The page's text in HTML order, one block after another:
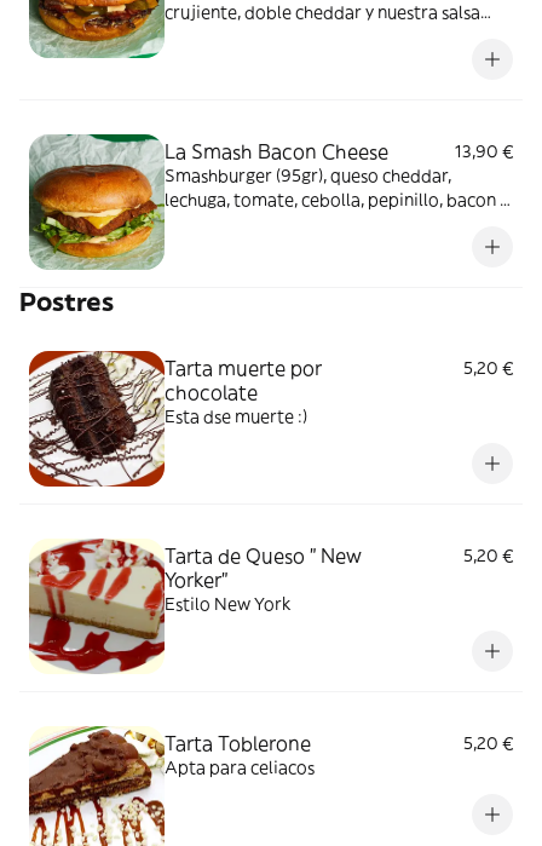
crujiente, doble cheddar y nuestra salsa
La Smash Bacon Cheese
13,90 €
Smashburger (95gr), queso cheddar,
lechuga, tomate, cebolla, pepinillo, bacon y
Postres
Tarta muerte por
chocolate
5,20 €
Esta dse muerte :)
Tarta de Queso " New
Yorker"
5,20 €
Estilo New York
Tarta Toblerone
5,20 €
Apta para celiacos